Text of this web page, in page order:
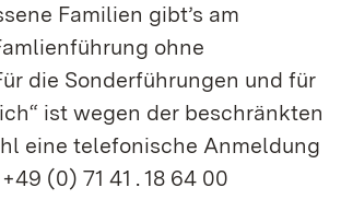
Familien gibt’s am
ohne
die Sonderführungen und für
ist wegen der beschränkten
eine telefonische Anmeldung
(0) 71 41 . 18 64 00